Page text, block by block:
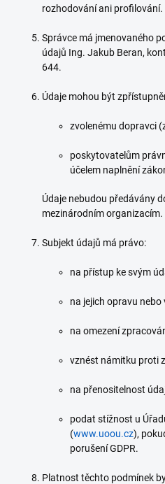
rozhodování ani profilování.
Správce má jmenovaného
údajů Ing. Jakub Beran,
644.
Údaje mohou být
zvolenému dopravci
poskytovatelům
účelem naplnění
Údaje nebudou předávány
mezinárodním organizacím.
Subjekt údajů má právo:
na přístup ke svým
na jejich opravu nebo
na omezení
vznést námitku proti
na přenositelnost
podat stížnost u
(www.uoou.cz),
porušení GDPR.
Platnost těchto podmínek